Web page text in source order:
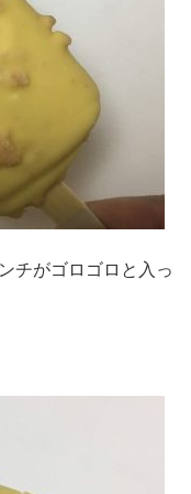
チがゴロゴロと入っ